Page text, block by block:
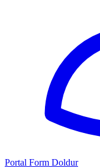
Portal Form Doldur